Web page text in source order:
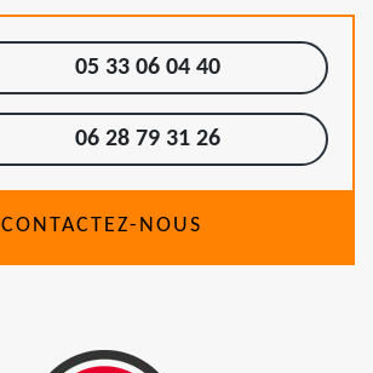
05 33 06 04 40
06 28 79 31 26
CONTACTEZ-NOUS